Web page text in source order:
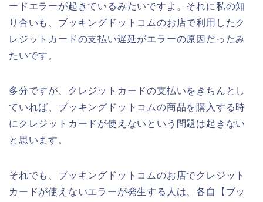
ードエラーが起きているみたいですよ。それに私の知
り合いも、ブッキングドットコムのお店で利用したク
レジットカードの支払い遅延がエラーの原因だったみ
たいです。
多分ですが、クレジットカードの支払いをきちんとし
ていれば、ブッキングドットコムの商品を購入する時
にクレジットカードが使えないという問題は起きない
と思います。
それでも、ブッキングドットコムのお店でクレジット
カードが使えないエラーが発生する人は、各自【ブッ